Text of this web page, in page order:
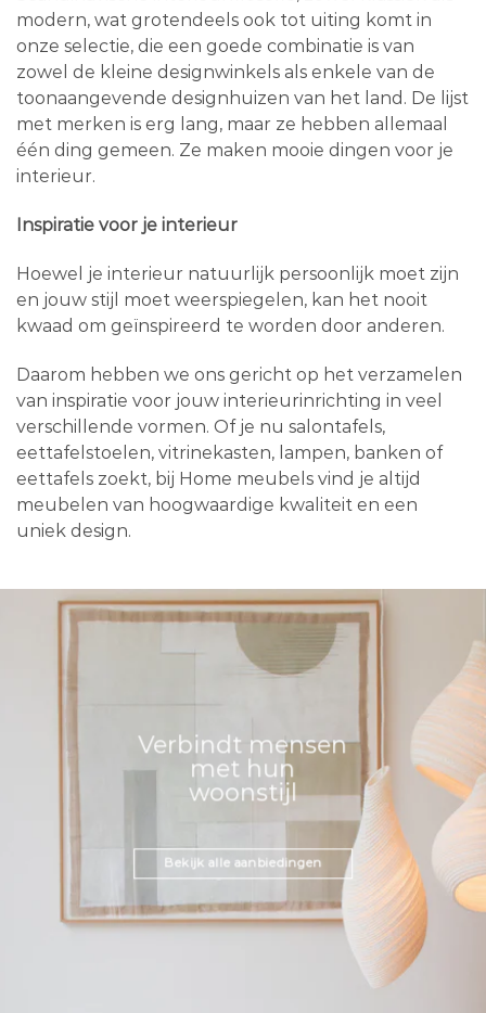
modern, wat grotendeels ook tot uiting komt in
onze selectie, die een goede combinatie is van
zowel de kleine designwinkels als enkele van de
toonaangevende designhuizen van het land. De lijst
met merken is erg lang, maar ze hebben allemaal
één ding gemeen. Ze maken mooie dingen voor je
interieur.
Inspiratie voor je interieur
Hoewel je interieur natuurlijk persoonlijk moet zijn
en jouw stijl moet weerspiegelen, kan het nooit
kwaad om geïnspireerd te worden door anderen.
Daarom hebben we ons gericht op het verzamelen
van inspiratie voor jouw interieurinrichting in veel
verschillende vormen. Of je nu salontafels,
eettafelstoelen, vitrinekasten, lampen, banken of
eettafels zoekt, bij Home meubels vind je altijd
meubelen van hoogwaardige kwaliteit en een
uniek design.
Verbindt mensen
met hun
woonstijl
Bekijk alle aanbiedingen